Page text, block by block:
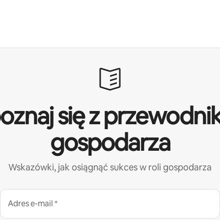
się z
gospodarza
Wskazówki, jak osiągnąć sukces w roli gospodarza
Adres e-mail *